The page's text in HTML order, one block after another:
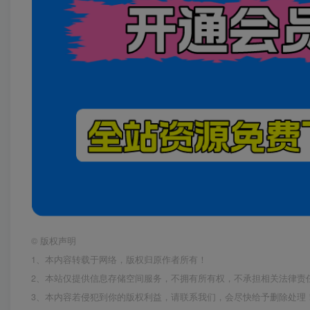
© 版权声明
1、本内容转载于网络，版权归原作者所有！
2、本站仅提供信息存储空间服务，不拥有所有权，不承担相关法律责
3、本内容若侵犯到你的版权利益，请联系我们，会尽快给予删除处理